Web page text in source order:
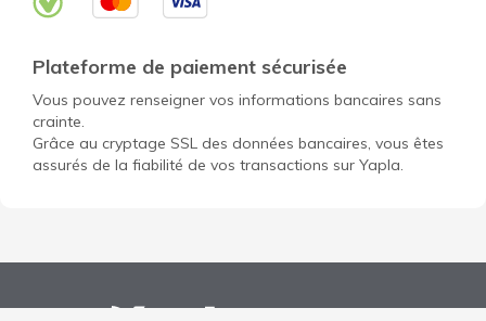
Plateforme de paiement sécurisée
Vous pouvez renseigner vos informations bancaires sans
crainte.
Grâce au cryptage SSL des données bancaires, vous êtes
assurés de la fiabilité de vos transactions sur Yapla.